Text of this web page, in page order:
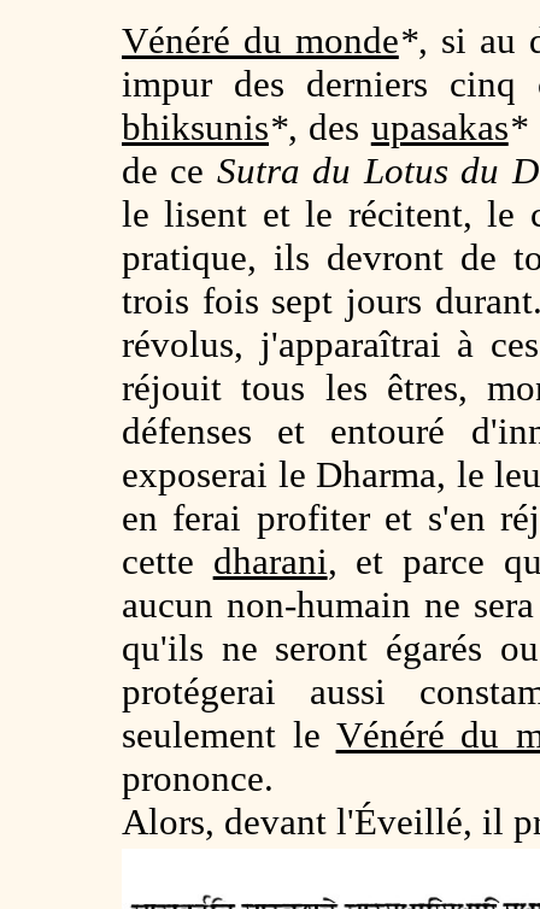
Vénéré du monde*, si au
impur des derniers
bhiksunis*, des upasakas*
de ce Sutra du Lotus du
le lisent et le récitent, le
pratique, ils devront de
trois fois sept jours
révolus, j'apparaîtrai à
réjouit tous les êtres,
défenses et entouré
exposerai le Dharma, le
en ferai profiter et s'en
cette dharani, et parce
aucun non-humain ne
qu'ils ne seront égarés
protégerai aussi
seulement le Vénéré du
prononce.
Alors, devant l'Éveillé, il